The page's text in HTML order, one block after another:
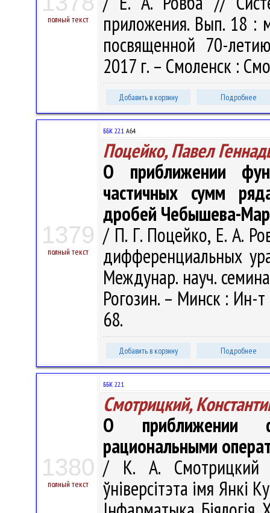
полный текст
приложения. Вып. 18 :
посвященной 70-
2017 г. – Смоленск :
Добавить в корзину Подробнее
1379
полный текст
ББК 22.1 А64
Поцейко, Павел
О приближении
частичных сумм
дробей Чебышева-
/ П. Г. Поцейко, Е. А.
дифференциальных
Междунар. науч.
Рогозин. – Минск : Ин-
68.
Добавить в корзину Подробнее
1380
полный текст
ББК 22.1
Смотрицкий,
О приближении
рациональными
/ К. А. Смотрицкий //
ўніверсітэта імя Янкі